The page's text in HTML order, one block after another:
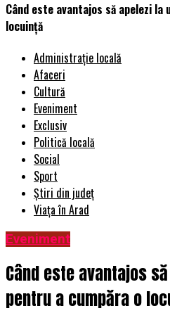
Când este avantajos să apelezi
locuință
Administrație locală
Afaceri
Cultură
Eveniment
Exclusiv
Politică locală
Social
Sport
Știri din județ
Viața în Arad
Eveniment
Când este avantajos
pentru a cumpăra o